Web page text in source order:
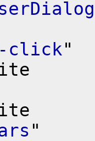
click